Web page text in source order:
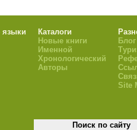
языки
Каталоги
Новые книги
Именной
Хронологический
Авторы
Блог
Site
Поиск по сайту